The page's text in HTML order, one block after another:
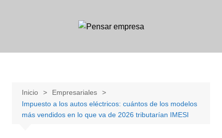
Inicio
Empresariales
Impuesto a los autos eléctricos: cuántos de los modelos
más vendidos en lo que va de 2026 tributarían IMESI